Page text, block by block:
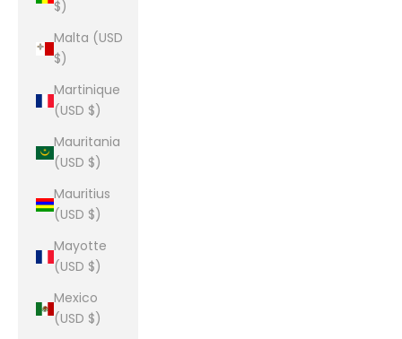
$)
Malta (USD
$)
Martinique
(USD $)
Mauritania
(USD $)
Mauritius
(USD $)
Mayotte
(USD $)
Mexico
(USD $)